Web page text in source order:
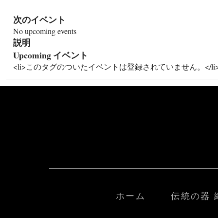
次のイベント
No upcoming events
説明
Upcoming イベント
<li>このタグのついたイベントは登録されていません。</
ホーム 伝統の器